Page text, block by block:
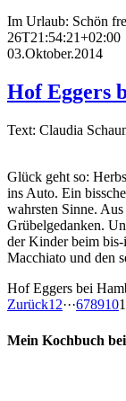
Im Urlaub: Schön
26T21:54:21+02:00
03.Oktober.2014
Hof Eggers
Text: Claudia
Glück geht so:
ins Auto. Ein
wahrsten Sinne.
Grübelgedanken.
der Kinder beim
Macchiato und den
Hof Eggers bei
Zurück1 2···678910
Mein Kochbuch